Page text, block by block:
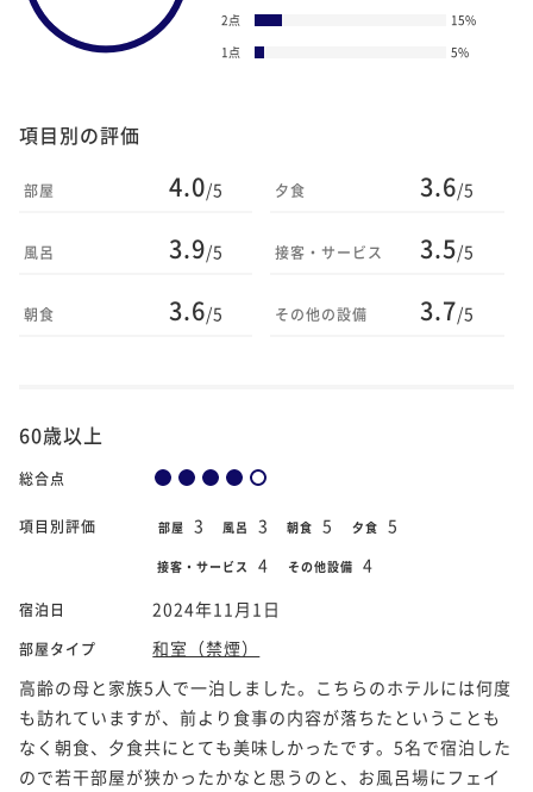
2点
15%
1点
5%
項目別の評価
部屋 4.0/5
風呂 3.9/5
朝食 3.6/5
夕食 3.6/5
接客・サービス 3.5/5
その他の設備 3.7/5
60歳以上
総合点
項目別評価 部屋 3 風呂 3 朝食 5 夕食 5
接客・サービス 4 その他設備 4
宿泊日 2024年11月1日
部屋タイプ
和室（禁煙）
高齢の母と家族5人で一泊しました。こちらのホテルには何度
も訪れていますが、前より食事の内容が落ちたということも
なく朝食、夕食共にとても美味しかったです。5名で宿泊した
ので若干部屋が狭かったかなと思うのと、お風呂場にフェイ